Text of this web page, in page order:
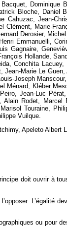
Dominique
Bloche, Daniel
Jean-
Marie-
Derosier,
Emmanuelli,
Gagnaire,
Hollande,
Conchita
Marie Le
Joseph
Kléber
Jean-Luc
Rodet,
Touraine,
Vuilque.
Apeleto
doit ouvrir à
L’égalité
ou pour